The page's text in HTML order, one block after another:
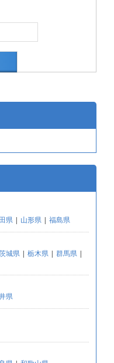
県 | 山形県 | 福島県
城県 | 栃木県 | 群馬県 |
県